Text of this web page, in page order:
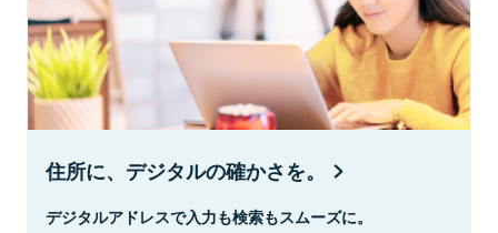
住所に、デジタルの確かさを。
デジタルアドレスで入力も検索もスムーズに。